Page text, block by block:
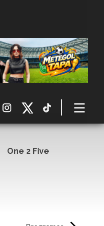
One 2 Five